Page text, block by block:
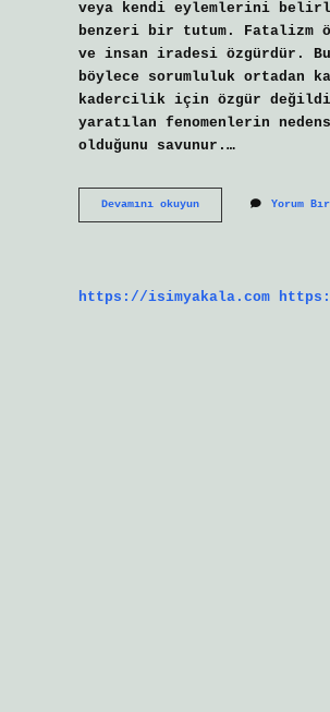
veya kendi eylemlerini
benzeri bir tutum. Fatalizm
ve insan iradesi özgürdür.
böylece sorumluluk
kadercilik için özgür
yaratılan fenomenlerin
olduğunu savunur.…
Devamını okuyunFatalist
Ne
Yorum
https://isimyakala.com